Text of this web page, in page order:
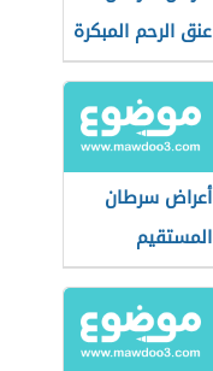
عنق الرحم المبكرة
أعراض سرطان
المستقيم